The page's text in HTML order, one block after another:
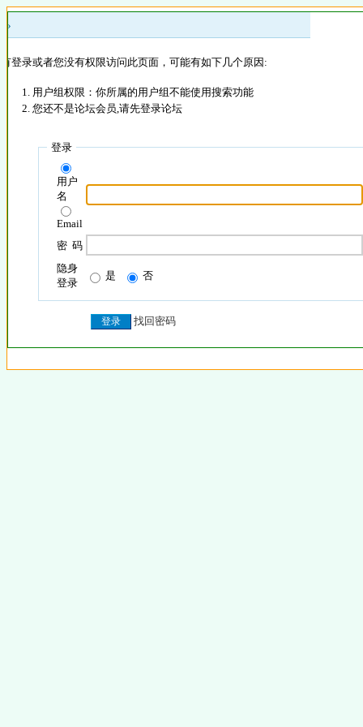
»
登录或者您没有权限访问此页面，可能有如下几个原因:
用户组权限：你所属的用户组不能使用搜索功能
您还不是论坛会员,请先登录论坛
登录
用户
名
Email
密 码
隐身
登录
是 否
找回密码